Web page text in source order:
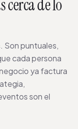
cerca de lo
Son puntuales,
cada persona
ya factura
son el